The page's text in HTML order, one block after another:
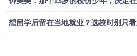
想留学后留在当地就业？选校时别只